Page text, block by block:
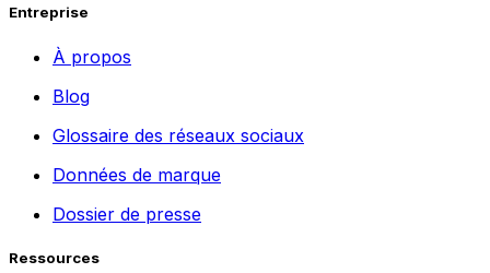
Entreprise
À propos
Blog
Glossaire des réseaux sociaux
Données de marque
Dossier de presse
Ressources